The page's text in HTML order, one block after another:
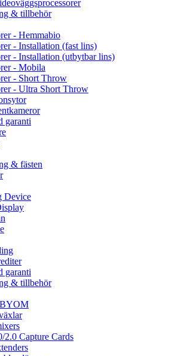
& tillbehör
- Hemmabio
- Installation (fast lins)
- Installation (utbytbar lins)
- Mobila
- Short Throw
- Ultra Short Throw
garanti
& fästen
Device
garanti
& tillbehör
2.0 Capture Cards